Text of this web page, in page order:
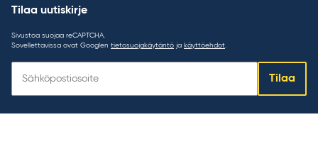
Tilaa uutiskirje
Sivustoa suojaa reCAPTCHA.
Sovellettavissa ovat Googlen tietosuojakäytäntö ja käyttöehdot.
uutiskirje:
Tilaa